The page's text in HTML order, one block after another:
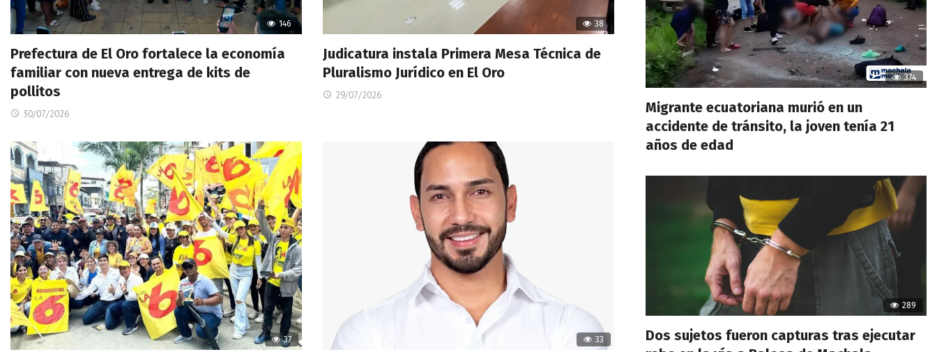
146
Prefectura de El Oro fortalece la economía
familiar con nueva entrega de kits de
pollitos
30/07/2026
38
Judicatura instala Primera Mesa Técnica de
Pluralismo Jurídico en El Oro
29/07/2026
37 33
374
Migrante ecuatoriana murió en un
accidente de tránsito, la joven tenía 21
años de edad
289
Dos sujetos fueron capturas tras ejecutar